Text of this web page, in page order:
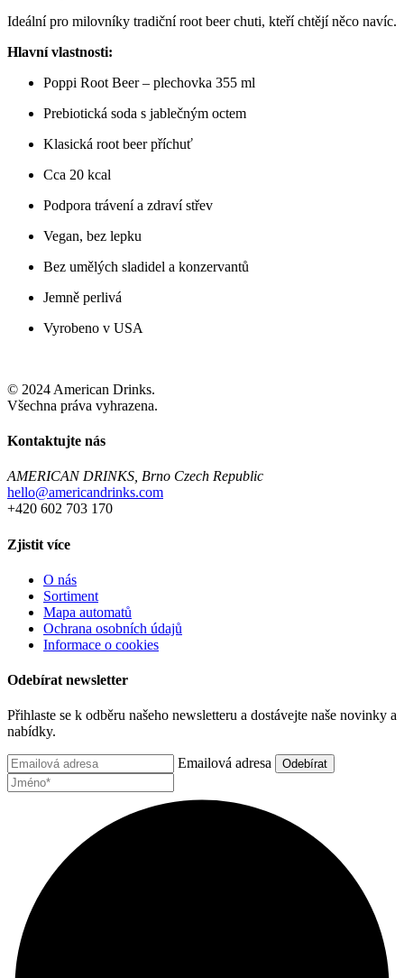
Ideální pro milovníky tradiční root beer chuti, kteří chtějí něco navíc.
Hlavní vlastnosti:
Poppi Root Beer – plechovka 355 ml
Prebiotická soda s jablečným octem
Klasická root beer příchuť
Cca 20 kcal
Podpora trávení a zdraví střev
Vegan, bez lepku
Bez umělých sladidel a konzervantů
Jemně perlivá
Vyrobeno v USA
© 2024 American Drinks.
Všechna práva vyhrazena.
Kontaktujte nás
AMERICAN DRINKS, Brno Czech Republic
hello@americandrinks.com
+420 602 703 170
Zjistit více
O nás
Sortiment
Mapa automatů
Ochrana osobních údajů
Informace o cookies
Odebírat newsletter
Přihlaste se k odběru našeho newsletteru a dostávejte naše novinky a
nabídky.
Emailová adresa